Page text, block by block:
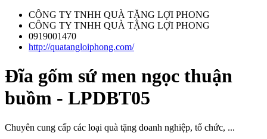
CÔNG TY TNHH QUÀ TẶNG LỢI PHONG
CÔNG TY TNHH QUÀ TẶNG LỢI PHONG
0919001470
http://quatangloiphong.com/
Đĩa gốm sứ men ngọc thuận
buồm - LPDBT05
Chuyên cung cấp các loại quà tặng doanh nghiệp, tổ chức, ...